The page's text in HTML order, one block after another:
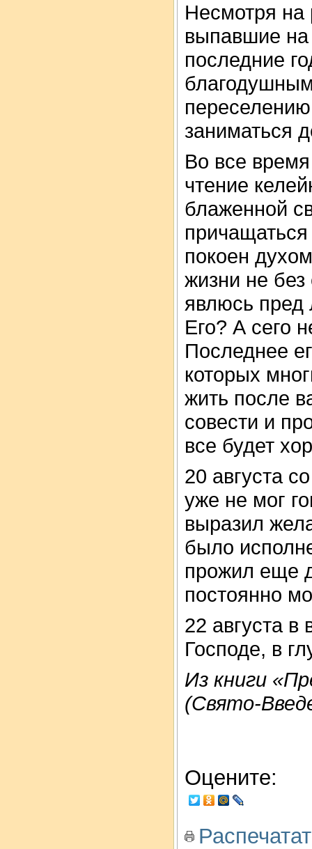
Несмотря на
выпавшие на
последние
заниматься
Во все
чтение
блаженной
покоен
жизни не
явлюсь
Его? А сего
Последнее
которых
жить после
совести и
все будет
20 августа
уже не мог
выразил
было
прожил еще
постоянно
22 августа
Господе, в
Из книги
(Свято-
Оцените: